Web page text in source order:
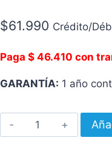
$61.990 Crédito/
Paga $ 46.410 con
GARANTÍA: 1 año
Anuform
cantidad